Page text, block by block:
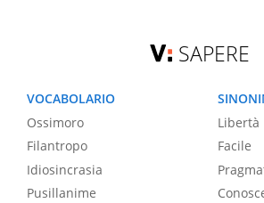
SAPERE
VOCABOLARIO
Ossimoro
Filantropo
Idiosincrasia
Pusillanime
Libertà
Facile